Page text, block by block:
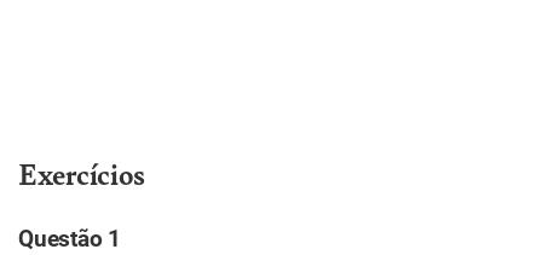
Exercícios
Questão 1